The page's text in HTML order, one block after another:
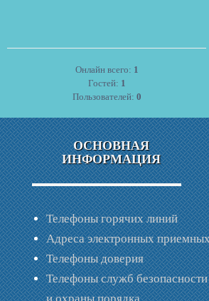
Онлайн всего: 1
Гостей: 1
Пользователей: 0
ОСНОВНАЯ
ИНФОРМАЦИЯ
Телефоны горячих линий
Адреса электронных
Телефоны доверия
Телефоны служб безопасности